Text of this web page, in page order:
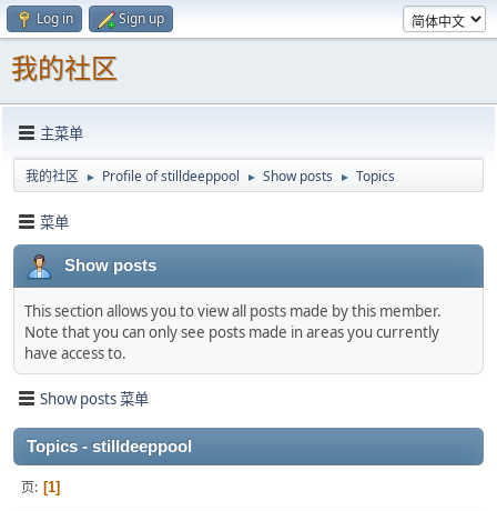
Log in Sign up
我的社区
主菜单
我的社区 ► Profile of stilldeeppool ► Show posts ► Topics
菜单
Show posts
This section allows you to view all posts made by this member.
Note that you can only see posts made in areas you currently
have access to.
Show posts 菜单
Topics - stilldeeppool
页 1